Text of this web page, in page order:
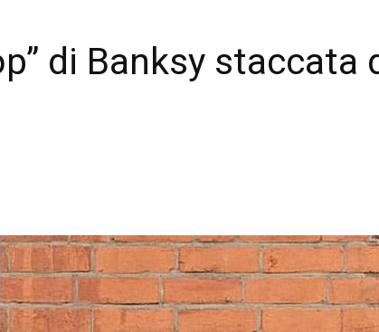
di Banksy staccata